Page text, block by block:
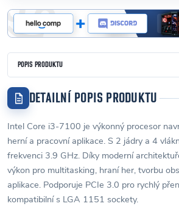
POPIS PRODUKTU
DETAILNÍ POPIS PRODUKTU
Intel Core i3-7100 je výkonný procesor
herní a pracovní aplikace. S 2 jádry a 4
frekvenci 3.9 GHz. Díky moderní
výkon pro multitasking, hraní her, tvorbu
aplikace. Podporuje PCIe 3.0 pro rychlý
kompatibilní s LGA 1151 sockety.